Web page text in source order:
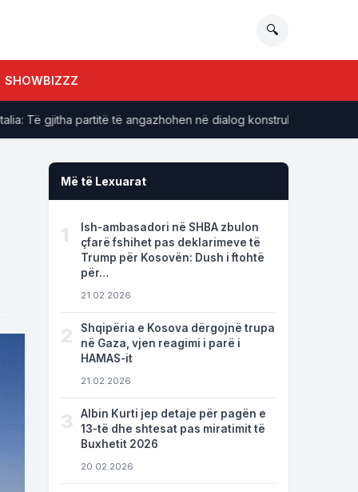
🔍
SHOWBIZZZ
gjitha partitë të angazhohen në dialog konstruktiv për
Më të Lexuarat
1
Ish-ambasadori në SHBA zbulon
çfarë fshihet pas deklarimeve të
Trump për Kosovën: Dush i ftohtë
për…
21.02.2026
2
Shqipëria e Kosova dërgojnë trupa
në Gaza, vjen reagimi i parë i
HAMAS-it
21.02.2026
3
Albin Kurti jep detaje për pagën e
13-të dhe shtesat pas miratimit të
Buxhetit 2026
20.02.2026